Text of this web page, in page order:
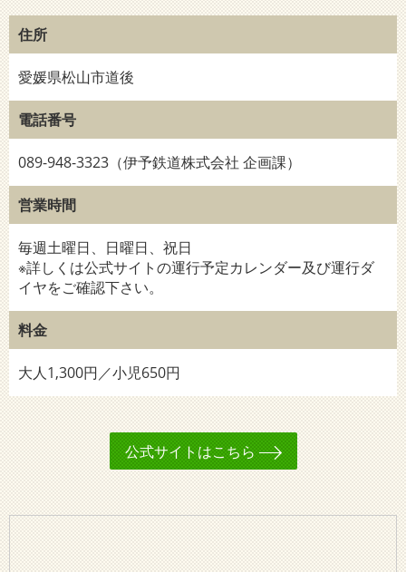
住所
愛媛県松山市道後
電話番号
089-948-3323（伊予鉄道株式会社 企画課）
営業時間
毎週土曜日、日曜日、祝日
※詳しくは公式サイトの運行予定カレンダー及び運行ダ
イヤをご確認下さい。
料金
大人1,300円／小児650円
公式サイトはこちら